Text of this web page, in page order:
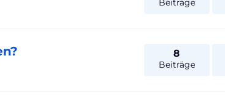
Beiträge
8
Beiträge